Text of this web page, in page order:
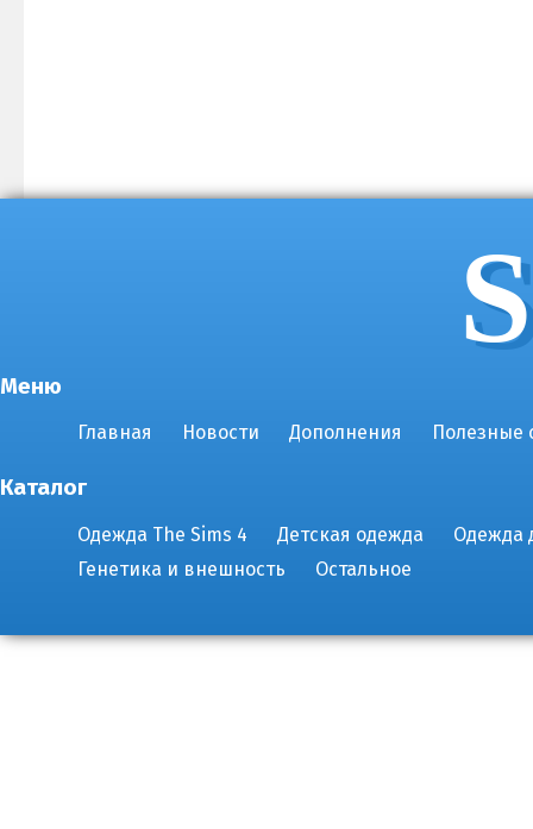
Меню
Главная Новости Дополнения Полезные
Каталог
Одежда The Sims 4 Детская одежда
Одежда
Генетика и внешность
Остальное